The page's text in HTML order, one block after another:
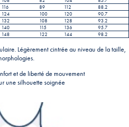
116 89 112
88.2
124 100 120
90.7
132 108 128
93.2
140 115 136
95.7
148 122 144 98.2
Légèrement cintrée au niveau de la taille,
et de liberté de mouvement
une silhouette soignée